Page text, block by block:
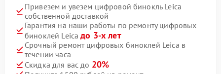
Привезем и увезем цифровой бинокль Leica
собственной доставкой
Гарантия на наши работы по ремонту цифровых
биноклей Leicaдо 3-х лет
Срочный ремонт цифровых биноклей Leica в
течении часа
Скидка для вас до 20%